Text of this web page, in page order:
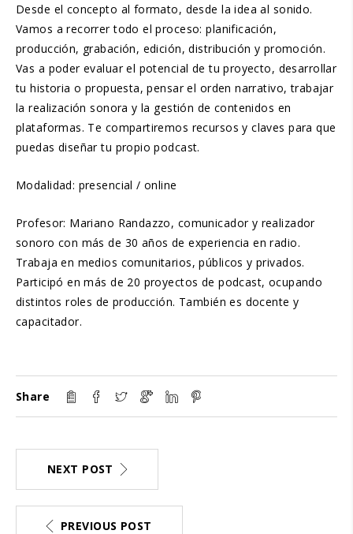
Desde el concepto al formato, desde la idea al sonido.
Vamos a recorrer todo el proceso: planificación,
producción, grabación, edición, distribución y promoción.
Vas a poder evaluar el potencial de tu proyecto, desarrollar
tu historia o propuesta, pensar el orden narrativo, trabajar
la realización sonora y la gestión de contenidos en
plataformas. Te compartiremos recursos y claves para que
puedas diseñar tu propio podcast.
Modalidad: presencial / online
Profesor: Mariano Randazzo, comunicador y realizador
sonoro con más de 30 años de experiencia en radio.
Trabaja en medios comunitarios, públicos y privados.
Participó en más de 20 proyectos de podcast, ocupando
distintos roles de producción. También es docente y
capacitador.
Share
NEXT POST
PREVIOUS POST